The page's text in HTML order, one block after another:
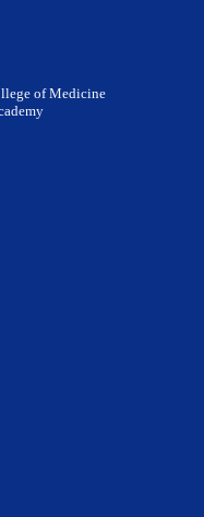
of Medicine